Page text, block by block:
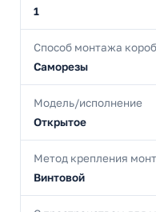
1
Способ монтажа
Саморезы
Модель/исполнение
Открытое
Метод крепления
Винтовой